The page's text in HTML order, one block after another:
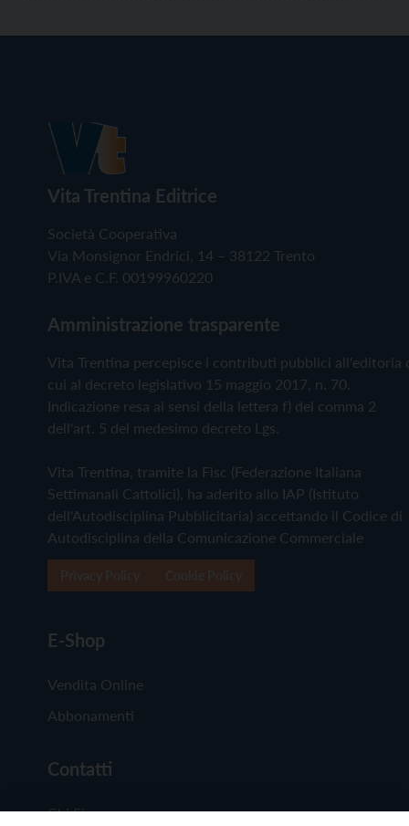
Vita Trentina Editrice
Società Cooperativa
Via Monsignor Endrici, 14 – 38122 Trento
P.IVA e C.F. 00199960220
Amministrazione trasparente
Vita Trentina percepisce i contributi pubblici all'editoria
cui al decreto legislativo 15 maggio 2017, n. 70.
Indicazione resa ai sensi della lettera f) del comma 2
dell'art. 5 del medesimo decreto Lgs.
Vita Trentina, tramite la Fisc (Federazione Italiana
Settimanali Cattolici), ha aderito allo IAP (Istituto
dell'Autodisciplina Pubblicitaria) accettando il Codice di
Autodisciplina della Comunicazione Commerciale
E-Shop
Vendita Online
Abbonamenti
Contatti
Chi Siamo